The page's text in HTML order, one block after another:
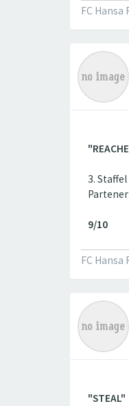
FC Hansa
3.
9/10
FC Hansa
"STEAL"